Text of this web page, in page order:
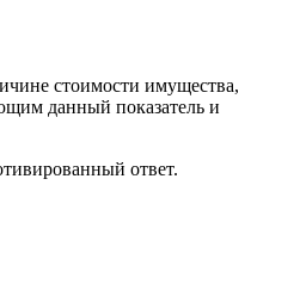
стоимости имущества,
данный показатель и
ответ.